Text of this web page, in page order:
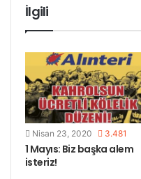
İlgili
Nisan 23, 2020 3.481
1 Mayıs: Biz başka alem
isteriz!